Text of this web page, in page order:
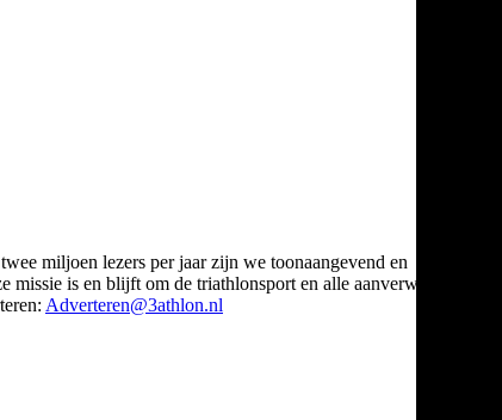
miljoen lezers per jaar zijn we toonaangevend en
is en blijft om de triathlonsport en alle aanverwante
Adverteren@3athlon.nl